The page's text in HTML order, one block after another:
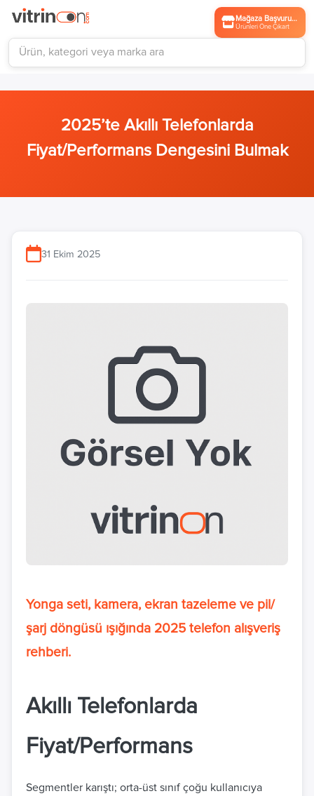
Mağaza Başvurusu
Ürünleri Öne Çıkart
2025’te Akıllı Telefonlarda
Fiyat/Performans Dengesini Bulmak
31 Ekim 2025
Yonga seti, kamera, ekran tazeleme ve pil/
şarj döngüsü ışığında 2025 telefon alışveriş
rehberi.
Akıllı Telefonlarda
Fiyat/Performans
Segmentler karıştı; orta-üst sınıf çoğu kullanıcıya